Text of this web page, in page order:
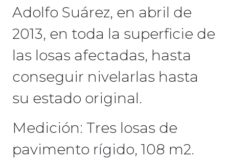
Adolfo Suárez, en abril de
2013, en toda la superficie de
las losas afectadas, hasta
conseguir nivelarlas hasta
su estado original.
Medición: Tres losas de
pavimento rígido, 108 m2.